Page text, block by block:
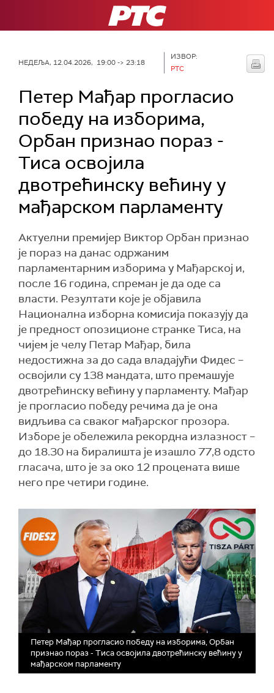
РТС
НЕДЕЉА, 12.04.2026, 19:00 -> 23:18
ИЗВОР:
РТС
Петер Мађар прогласио
победу на изборима,
Орбан признао пораз -
Тисa освојила
двотрећинску већину у
мађарском парламенту
Актуелни премијер Виктор Орбан признао
је пораз на данас одржаним
парламентарним изборима у Мађарској и,
после 16 година, спреман је да оде са
власти. Резултати које је објавила
Национална изборна комисија показују да
је предност опозиционе странке Тиса, на
чијем је челу Петар Мађар, била
недостижна за до сада владајући Фидес –
освојили су 138 мандата, што премашује
двотрећинску већину у парламенту. Мађар
је прогласио победу речима да је она
видљива са сваког мађарског прозора.
Изборе је обележила рекордна излазност –
до 18.30 на биралишта је изашло 77,8 одсто
гласача, што је за око 12 процената више
него пре четири године.
Петер Мађар прогласио победу на изборима, Орбан
признао пораз - Тисa освојила двотрећинску већину у
мађарском парламенту